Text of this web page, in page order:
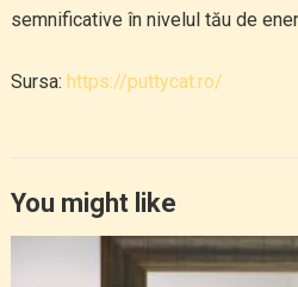
semnificative în nivelul tău de
Sursa: https://puttycat.ro/
You might like